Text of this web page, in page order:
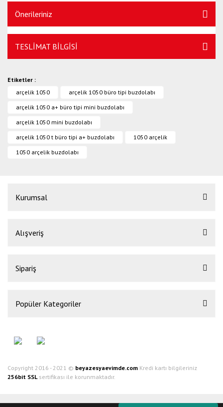
Önerileriniz
TESLİMAT BİLGİSİ
Etiketler :
arçelik 1050
arçelik 1050 büro tipi buzdolabı
arçelik 1050 a+ büro tipi mini buzdolabı
arçelik 1050 mini buzdolabı
arçelik 1050 t büro tipi a+ buzdolabı
1050 arçelik
1050 arçelik buzdolabı
Kurumsal
Alışveriş
Sipariş
Popüler Kategoriler
Copyright 2016 - 2021 © beyazesyaevimde.com Kredi kartı bilgileriniz
256bit SSLsertifikası ile korunmaktadır.